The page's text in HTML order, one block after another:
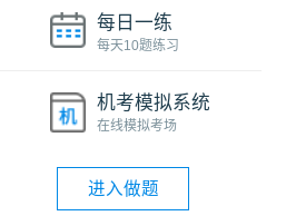
每日一练
每天10题练习
机考模拟系统
在线模拟考场
进入做题